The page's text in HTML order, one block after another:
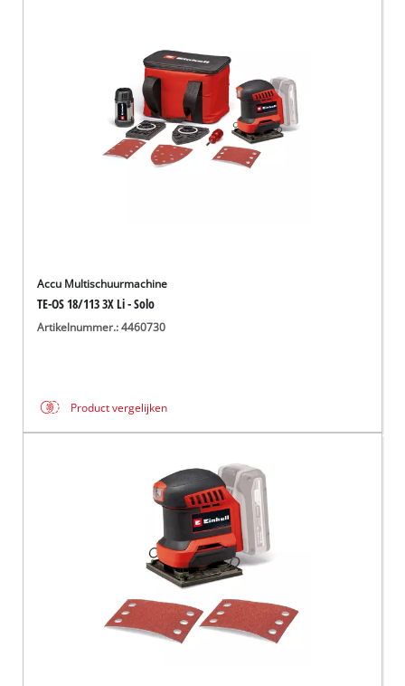
Accu Multischuurmachine
TE-OS 18/113 3X Li - Solo
Artikelnummer.: 4460730
Product vergelijken